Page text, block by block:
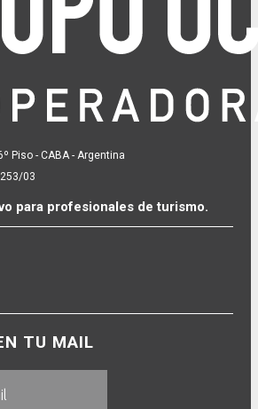
Piso - CABA - Argentina
253/03
para profesionales de turismo.
TU MAIL